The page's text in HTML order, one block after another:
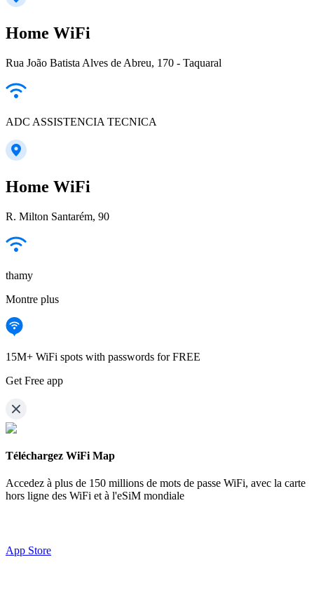
Home WiFi
Rua João Batista Alves de Abreu, 170 - Taquaral
ADC ASSISTENCIA TECNICA
Home WiFi
R. Milton Santarém, 90
thamy
Montre plus
15M+ WiFi spots with passwords for FREE
Get Free app
Téléchargez WiFi Map
Accedez à plus de 150 millions de mots de passe WiFi, avec la carte
hors ligne des WiFi et à l'eSiM mondiale
App Store